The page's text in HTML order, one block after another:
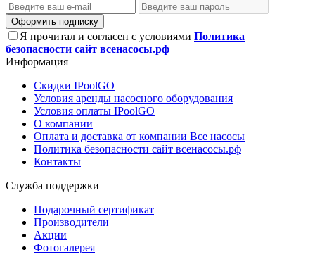
Оформить подписку
Я прочитал и согласен с условиями Политика
безопасности сайт всенасосы.рф
Информация
Скидки IPoolGO
Условия аренды насосного оборудования
Условия оплаты IPoolGO
О компании
Оплата и доставка от компании Все насосы
Политика безопасности сайт всенасосы.рф
Контакты
Служба поддержки
Подарочный сертификат
Производители
Акции
Фотогалерея